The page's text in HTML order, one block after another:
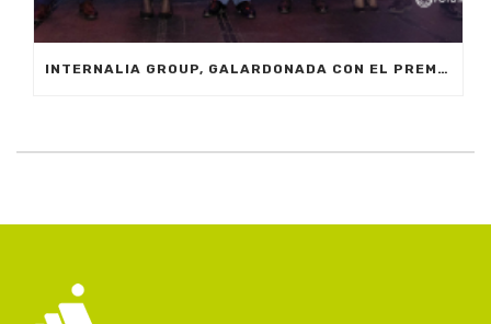
INTERNALIA GROUP, GALARDONADA CON EL PREMIO A LA INNOVACIÓN EN LOS XXIV PREMIOS EMPRESARIALES CIT MARBELLA 2024